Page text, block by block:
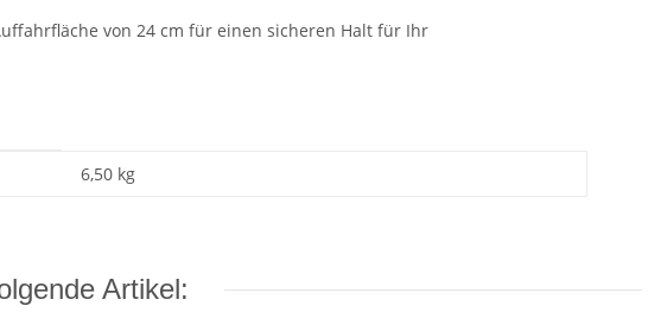
von 24 cm für einen sicheren Halt für Ihr
6,50 kg
Artikel: